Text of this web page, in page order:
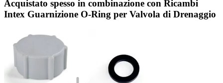
Acquistato spesso in combinazione con Ricambi
Intex Guarnizione O-Ring per Valvola di Drenaggio